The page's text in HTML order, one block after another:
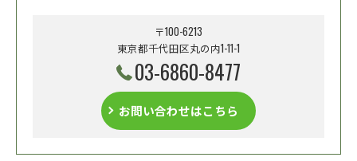
〒100-6213
東京都千代田区丸の内1-11-1
03-6860-8477
お問い合わせはこちら